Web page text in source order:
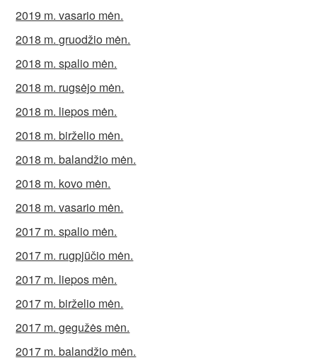
2019 m. vasario mėn.
2018 m. gruodžio mėn.
2018 m. spalio mėn.
2018 m. rugsėjo mėn.
2018 m. liepos mėn.
2018 m. birželio mėn.
2018 m. balandžio mėn.
2018 m. kovo mėn.
2018 m. vasario mėn.
2017 m. spalio mėn.
2017 m. rugpjūčio mėn.
2017 m. liepos mėn.
2017 m. birželio mėn.
2017 m. gegužės mėn.
2017 m. balandžio mėn.